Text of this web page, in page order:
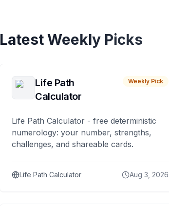
Latest Weekly Picks
Life Path
Calculator
Weekly Pick
Life Path Calculator - free deterministic
numerology: your number, strengths,
challenges, and shareable cards.
Life Path Calculator Aug 3, 2026